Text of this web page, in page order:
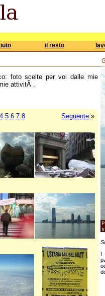
il resto
foto scelte per voi dalle mie
attivitÃ .
Seguente »
4 5 6 7 8
I